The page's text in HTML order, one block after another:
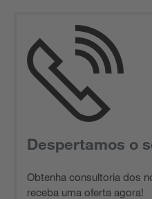
Despertamos o
Obtenha consultoria dos
receba uma oferta agora!